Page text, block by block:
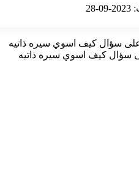
سؤال كيف اسوي سيره ذاتيه